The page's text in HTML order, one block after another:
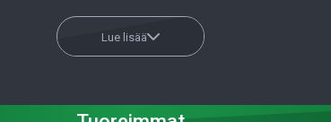
Lue lisää